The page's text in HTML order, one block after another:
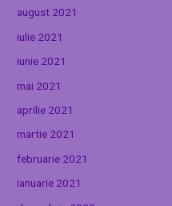
august 2021
iulie 2021
iunie 2021
mai 2021
aprilie 2021
martie 2021
februarie 2021
ianuarie 2021